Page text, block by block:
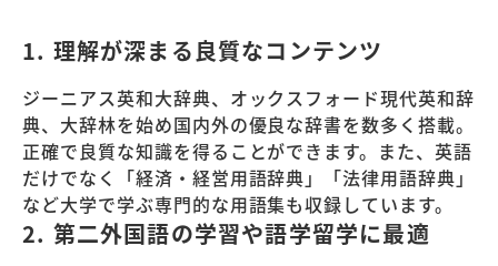
1. 理解が深まる良質なコンテンツ
ジーニアス英和大辞典、オックスフォード現代英和辞
典、大辞林を始め国内外の優良な辞書を数多く搭載。
正確で良質な知識を得ることができます。また、英語
だけでなく「経済・経営用語辞典」「法律用語辞典」
など大学で学ぶ専門的な用語集も収録しています。
2. 第二外国語の学習や語学留学に最適